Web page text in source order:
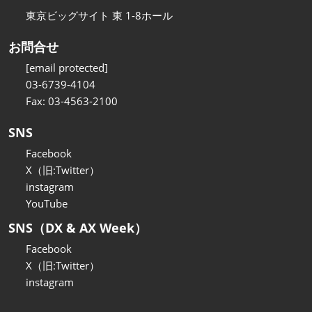
東京ビッグサイト 東 1-8ホール
お問合せ
[email protected]
03-6739-4104
Fax: 03-4563-2100
SNS
Facebook
X（旧:Twitter）
instagram
YouTube
SNS（DX & AX Week）
Facebook
X（旧:Twitter）
instagram